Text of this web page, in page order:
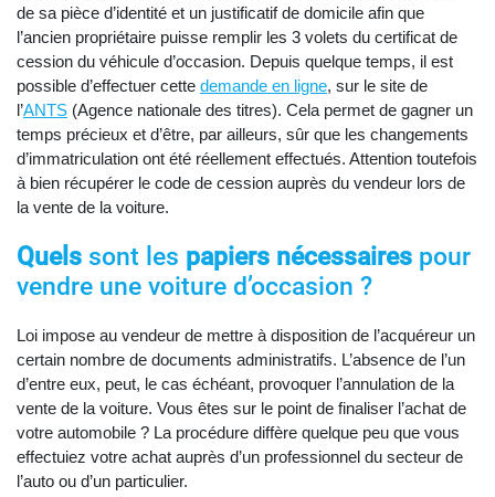
de sa pièce d’identité et un justificatif de domicile afin que
l’ancien propriétaire puisse remplir les 3 volets du certificat de
cession du véhicule d’occasion. Depuis quelque temps, il est
possible d’effectuer cette demande en ligne, sur le site de
l’ANTS (Agence nationale des titres). Cela permet de gagner un
temps précieux et d’être, par ailleurs, sûr que les changements
d’immatriculation ont été réellement effectués. Attention toutefois
à bien récupérer le code de cession auprès du vendeur lors de
la vente de la voiture.
Quels sont les papiers nécessaires pour
vendre une voiture d’occasion ?
Loi impose au vendeur de mettre à disposition de l’acquéreur un
certain nombre de documents administratifs. L’absence de l’un
d’entre eux, peut, le cas échéant, provoquer l’annulation de la
vente de la voiture. Vous êtes sur le point de finaliser l’achat de
votre automobile ? La procédure diffère quelque peu que vous
effectuiez votre achat auprès d’un professionnel du secteur de
l’auto ou d’un particulier.